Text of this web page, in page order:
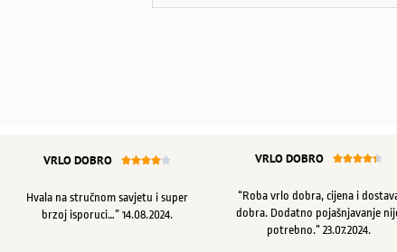
VRLO DOBRO 
Hvala na stručnom savjetu i super
brzoj isporuci…” 14.08.2024.
VRLO DOBRO 
“Roba vrlo dobra, cijena i
dobra. Dodatno pojašnjavanje
potrebno.” 23.07.2024.